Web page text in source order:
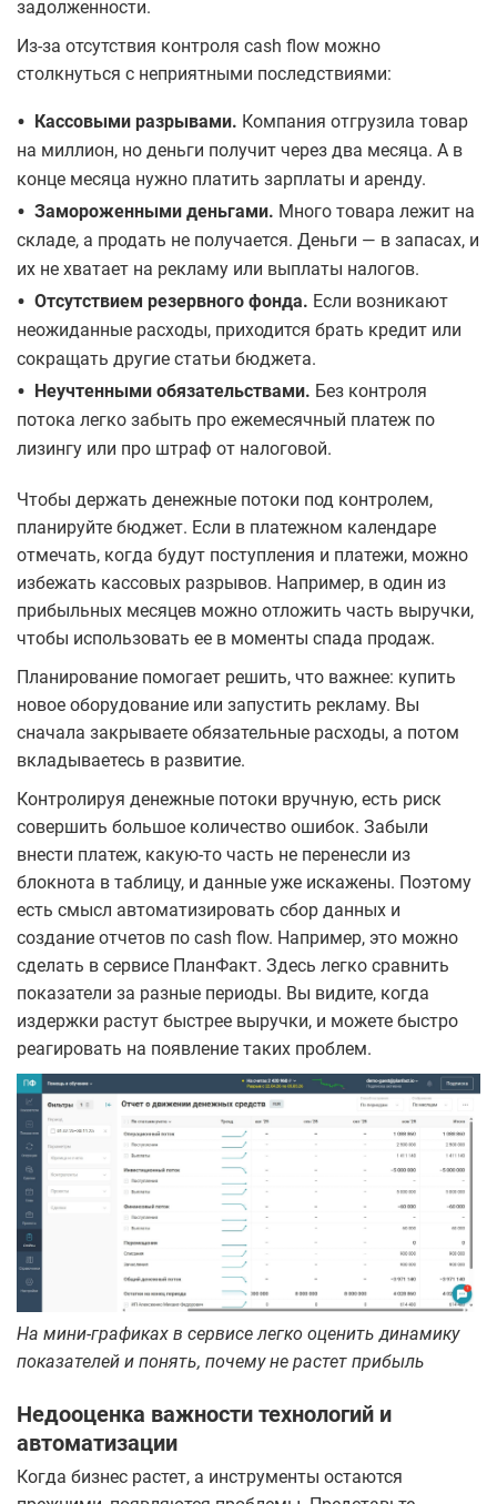
задолженности.
Из-за отсутствия контроля cash flow можно
столкнуться с неприятными последствиями:
• Кассовыми разрывами. Компания отгрузила товар
на миллион, но деньги получит через два месяца. А в
конце месяца нужно платить зарплаты и аренду.
• Замороженными деньгами. Много товара лежит на
складе, а продать не получается. Деньги — в запасах, и
их не хватает на рекламу или выплаты налогов.
• Отсутствием резервного фонда. Если возникают
неожиданные расходы, приходится брать кредит или
сокращать другие статьи бюджета.
• Неучтенными обязательствами. Без контроля
потока легко забыть про ежемесячный платеж по
лизингу или про штраф от налоговой.
Чтобы держать денежные потоки под контролем,
планируйте бюджет. Если в платежном календаре
отмечать, когда будут поступления и платежи, можно
избежать кассовых разрывов. Например, в один из
прибыльных месяцев можно отложить часть выручки,
чтобы использовать ее в моменты спада продаж.
Планирование помогает решить, что важнее: купить
новое оборудование или запустить рекламу. Вы
сначала закрываете обязательные расходы, а потом
вкладываетесь в развитие.
Контролируя денежные потоки вручную, есть риск
совершить большое количество ошибок. Забыли
внести платеж, какую-то часть не перенесли из
блокнота в таблицу, и данные уже искажены. Поэтому
есть смысл автоматизировать сбор данных и
создание отчетов по cash flow. Например, это можно
сделать в сервисе ПланФакт. Здесь легко сравнить
показатели за разные периоды. Вы видите, когда
издержки растут быстрее выручки, и можете быстро
реагировать на появление таких проблем.
На мини-графиках в сервисе легко оценить динамику
показателей и понять, почему не растет прибыль
Недооценка важности технологий и
автоматизации
Когда бизнес растет, а инструменты остаются